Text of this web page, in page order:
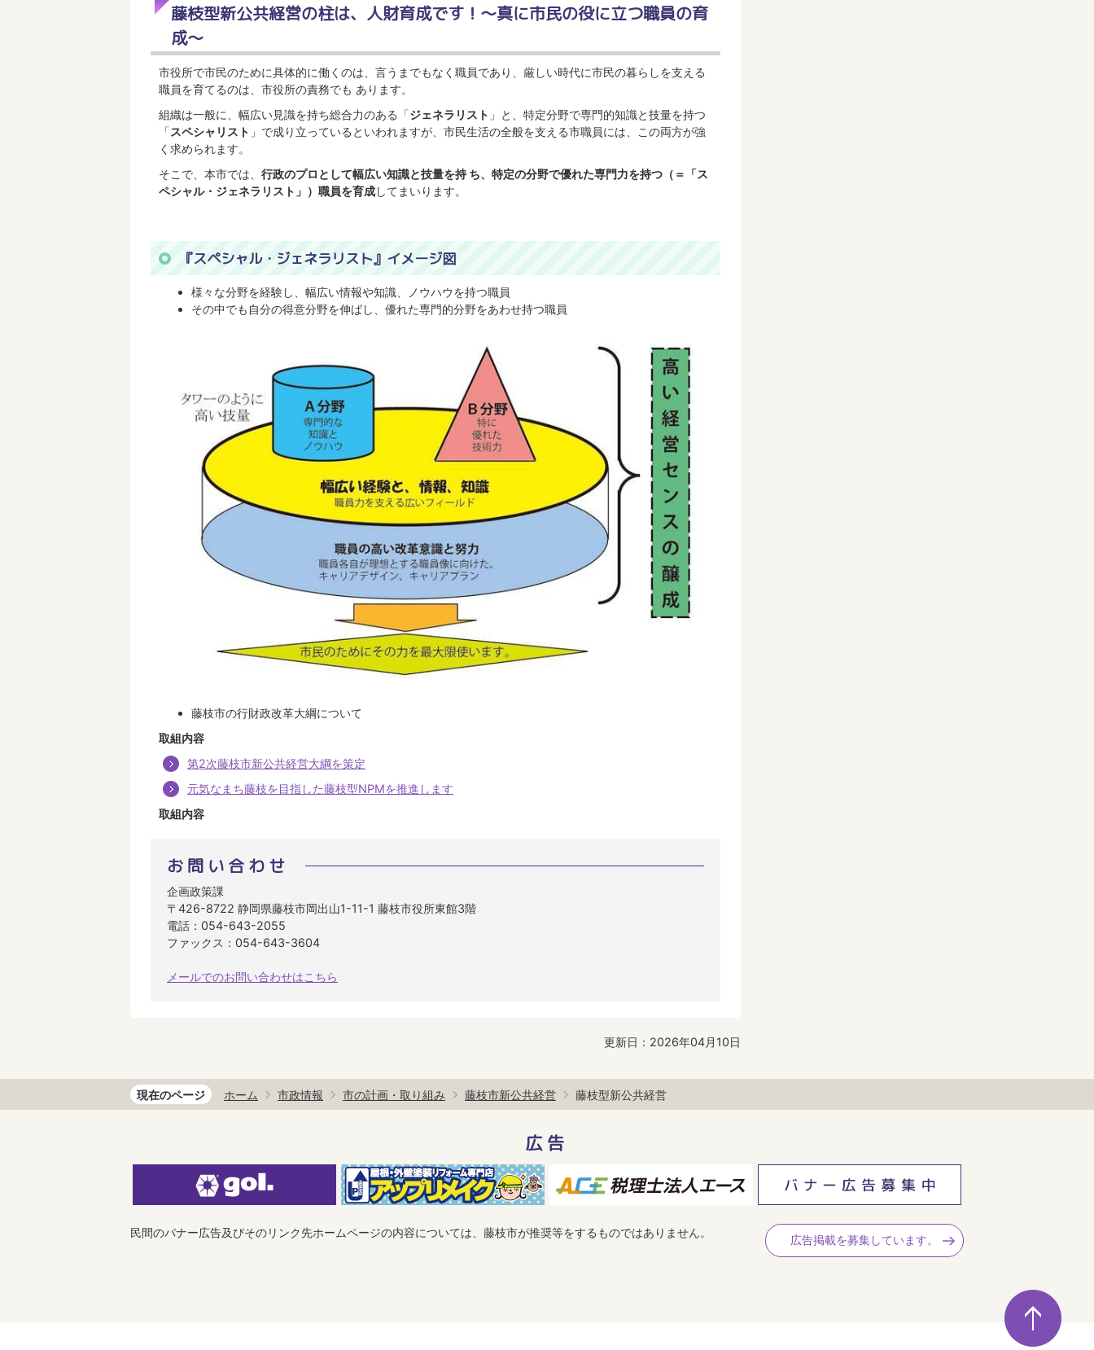
藤枝型新公共経営の柱は、人財育成です！～真に市民の役に立つ職員の育
成～
市役所で市民のために具体的に働くのは、言うまでもなく職員であり、厳しい時代に市民の暮らしを支える
職員を育てるのは、市役所の責務でも あります。
組織は一般に、幅広い見識を持ち総合力のある「ジェネラリスト 」と、特定分野で専門的知識と技量を持つ
「スペシャリスト 」で成り立っているといわれますが、市民生活の全般を支える市職員には、この両方が強
く求められます。
そこで、本市では、 行政のプロとして幅広い知識と技量を持 ち、特定の分野で優れた専門力を持つ（＝「ス
ペシャル・ジェネラリスト」）職員を育成してまいります。
『スペシャル・ジェネラリスト』イメージ図
様々な分野を経験し、幅広い情報や知識、ノウハウを持つ職員
その中でも自分の得意分野を伸ばし、優れた専門的分野をあわせ持つ職員
藤枝市の行財政改革大綱について
取組内容
第2次藤枝市新公共経営大綱を策定
元気なまち藤枝を目指した藤枝型NPMを推進します
取組内容
お問い合わせ
企画政策課
〒426-8722 静岡県藤枝市岡出山1-11-1 藤枝市役所東館3階
電話：054-643-2055
ファックス：054-643-3604
メールでのお問い合わせはこちら
更新日：2026年04月10日
現在のページ ホーム 市政情報 市の計画・取り組み 藤枝市新公共経営 藤枝型新公共経営
広告
民間のバナー広告及びそのリンク先ホームページの内容については、藤枝市が推奨等をするものではありません。
広告掲載を募集しています。
ペ
ー
ジ
の